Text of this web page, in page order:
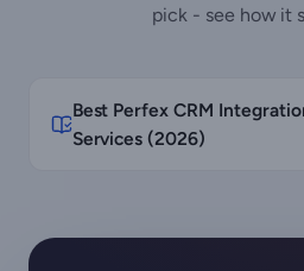
pick - see how it
Best Perfex CRM
Services (2026)